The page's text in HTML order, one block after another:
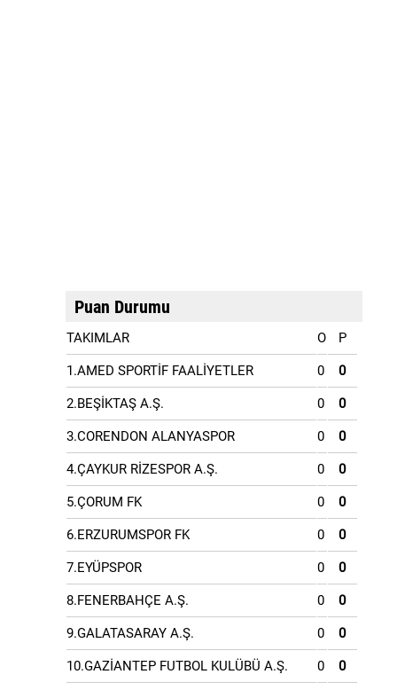
Puan Durumu
TAKIMLAR O P
1.AMED SPORTİF FAALİYETLER 0 0
2.BEŞİKTAŞ A.Ş. 0 0
3.CORENDON ALANYASPOR 0 0
4.ÇAYKUR RİZESPOR A.Ş. 0 0
5.ÇORUM FK 0 0
6.ERZURUMSPOR FK 0 0
7.EYÜPSPOR 0 0
8.FENERBAHÇE A.Ş. 0 0
9.GALATASARAY A.Ş. 0 0
10.GAZİANTEP FUTBOL KULÜBÜ A.Ş. 0 0